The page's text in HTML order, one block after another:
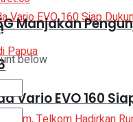
Vario EVO 160
Manjakan
below